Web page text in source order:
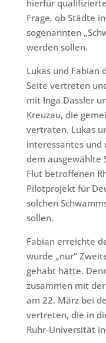
hierfür
Frage, ob Städte
sogenannten
werden sollen.
Lukas und Fabian
Seite vertreten
mit Inga Dassler
Kreuzau, die
vertraten. Lukas
interessantes und
dem ausgewählte
Flut betroffenen
Pilotprojekt für
solchen
sollen.
Fabian erreichte
wurde „nur“
gehabt hätte.
zusammen mit
am 22. März bei
vertreten, die in
Ruhr-Universität